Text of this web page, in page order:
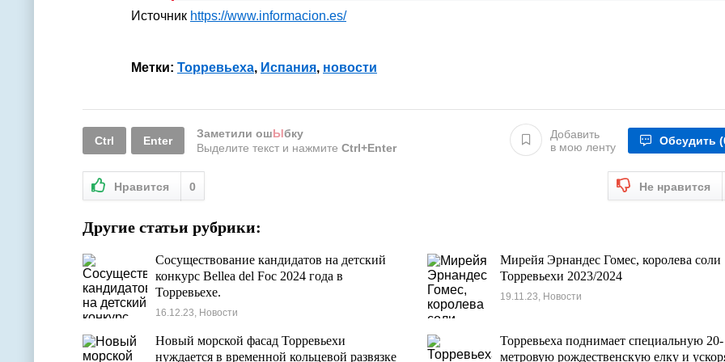
Источник https://www.informacion.es/
Метки: Торревьеха, Испания, новости
Ctrl Enter
Заметили ошЫбку
Выделите текст и нажмите Ctrl+Enter
Добавить
в мою ленту
Обсудить
Нравится 0 Не нравится
Другие статьи рубрики:
Сосуществование кандидатов на детский
конкурс Bellea del Foc 2024 года в
Торревьехе.
16.12.23, Новости
Мирейя Эрнандес Гомес, королева соли
Торревьехи 2023/2024
19.11.23, Новости
Новый морской фасад Торревьехи
нуждается в временной кольцевой развязке
Торревьеха поднимает специальную 20-
метровую рождественскую елку и